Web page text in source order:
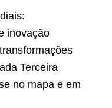
inovação
Terceira
no mapa e em